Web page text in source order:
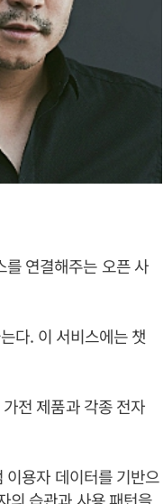
연결해주는 오픈 사
다. 이 서비스에는 챗
전 제품과 각종 전자
용자 데이터를 기반으
의 습관과 사용 패턴을